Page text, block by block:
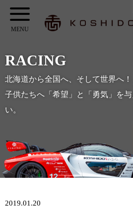
テ
ツ
ス
キ
ッ
KOSHIDO
メ
ュ
ー
RACING
北海道から全国へ、そして世界へ！
子供たちへ「希望」と「勇気」を
い。
2019.01.20